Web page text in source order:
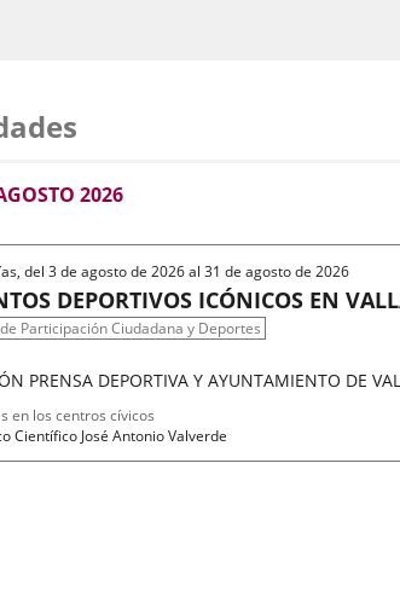
2026
DEPORTIVOS ICÓNICOS EN
PRENSA DEPORTIVA Y AYUNTAMIENTO DE
del 3 de agosto de 2026 al 31 de agosto de 2026
Participación Ciudadana y Deportes
en los centros cívicos
Científico José Antonio Valverde